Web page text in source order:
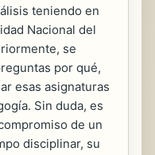
teniendo en
Nacional del
se
por qué,
esas asignaturas
Sin duda, es
de un
disciplinar, su